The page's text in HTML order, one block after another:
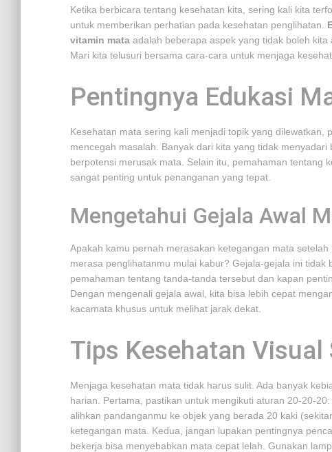
Ketika berbicara tentang kesehatan kita, sering kali kita
untuk memberikan perhatian pada kesehatan penglihatan.
vitamin mata adalah beberapa aspek yang tidak boleh
Mari kita telusuri bersama cara-cara untuk menjaga
Pentingnya Edukasi
Kesehatan mata sering kali menjadi topik yang dilewatkan,
mencegah masalah. Banyak dari kita yang tidak
berpotensi merusak mata. Selain itu, pemahaman tentang
sangat penting untuk penanganan yang tepat.
Mengetahui Gejala Awal
Apakah kamu pernah merasakan ketegangan mata
merasa penglihatanmu mulai kabur? Gejala-gejala ini
pemahaman tentang tanda-tanda tersebut dan kapan
Dengan mengenali gejala awal, kita bisa lebih cepat
kacamata khusus untuk melihat jarak dekat.
Tips Kesehatan Visual
Menjaga kesehatan mata tidak harus sulit. Ada banyak
harian. Pertama, pastikan untuk mengikuti aturan 20-20-
alihkan pandanganmu ke objek yang berada 20 kaki
ketegangan mata. Kedua, jangan lupakan pentingnya
bekerja bisa menyebabkan mata cepat lelah. Gunakan